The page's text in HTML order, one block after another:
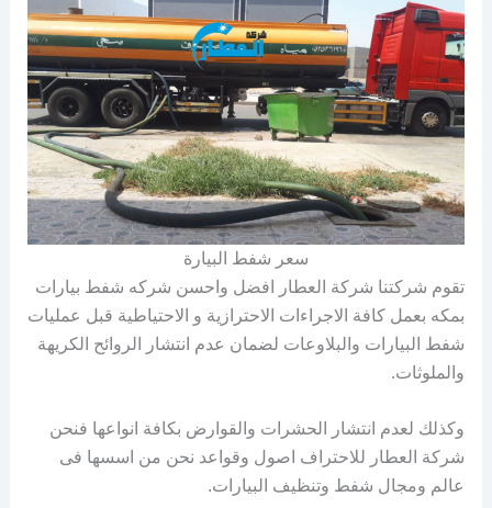
سعر شفط البيارة
تقوم شركتنا شركة العطار افضل واحسن شركه شفط بيارات
بمكه بعمل كافة الاجراءات الاحترازية و الاحتياطية قبل عمليات
شفط البيارات والبلاوعات لضمان عدم انتشار الروائح الكريهة
والملوثات.
وكذلك لعدم انتشار الحشرات والقوارض بكافة انواعها فنحن
شركة العطار للاحتراف اصول وقواعد نحن من اسسها فى
عالم ومجال شفط وتنظيف البيارات.